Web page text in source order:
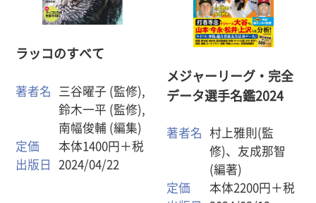
ラッコのすべて
著者名
三谷曜子 (監修),
鈴木一平 (監修),
南幅俊輔 (編集)
定価
本体1400円＋税
出版日
2024/04/22
メジャーリーグ・完全
データ選手名鑑2024
著者名
村上雅則(監
修)、友成那智
(編著)
定価
本体2200円＋税